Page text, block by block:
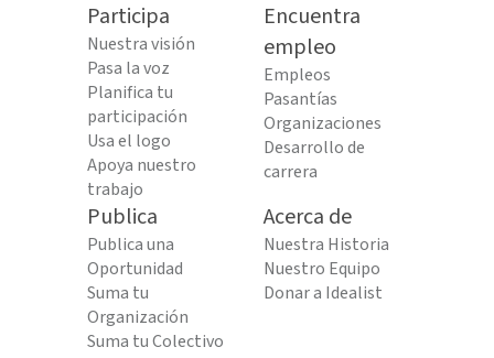
Participa
Nuestra visión
Pasa la voz
Planifica tu
participación
Usa el logo
Apoya nuestro
trabajo
Encuentra
empleo
Empleos
Pasantías
Organizaciones
Desarrollo de
carrera
Publica
Publica una
Oportunidad
Suma tu
Organización
Suma tu Colectivo
Acerca de
Nuestra Historia
Nuestro Equipo
Donar a Idealist